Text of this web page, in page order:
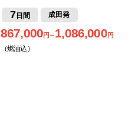
7 日間 成田発
867,000円～1,086,000円
（燃油込）